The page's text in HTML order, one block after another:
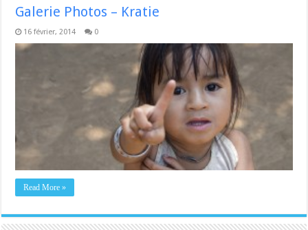
Galerie Photos – Kratie
16 février, 2014 0
Read More »